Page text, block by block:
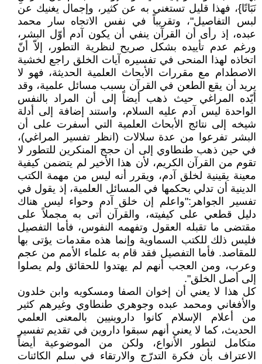
نَبَاتًا}، فهذا قليل تستغني به عن كثير، وإجمال يغنيك عن
لبس التفاصيل"، وتقريباً في نفس الاتجاه سار محمد
عبده، إذ رأى أن القرآن ينفي أن يكون آدم أوّل البشر،
ورغم عدم تأييده بشكل صريح لنظرية التطور، إلاّ أنّ
اتخاذه لهذا المنحى في تفسيره آيات الخلق راجع لخشية
الاصطدام مع مقررات الأبحاث العلمية الحديثة، فهو لا
يريد أن يقع الطعن في القرآن بسبب مسائل علمية، وقد
أيّده المراغي حيث ذهب أيضاً إلى أن المراد بالنفس
الواحدة ليس آدم عليه السلام، واستند إضافة إلى أدلة
شيخه إلى نتائج الأبحاث العلمية التي أسفرت على أن
البشر تفرعوا من عدة سلالات (انظر تفسير المراغي)،
في حين ذهب طنطاوي إلى أن حجج المنكرين للتطور لا
تقوم من القرآن الكريم، لأن هذا الأخير لم يتضمن كيفية
معينة يقينية لخلق آدم، ويقرر أنه ليس من مهمة الكتب
الدينية أن تدلي بحكمها في المسائل العلمية، إذ يقول في
تفسير الجواهر:"واعلم إن خلق آدم وحواء ليس هناك
دليل قطعي على كيفيته، والقرآن أتى به مجملاً على
مقتضى ما تقبله العقول وتفهمه النفوس، فأما التفصيل
فليس ذلك للكتب السماوية وإنما هذه مقدمات يؤتى بها
للمقاصد. فأما التفصيل فقد قام به علماء الأمم من عجم
وعرب، ومن العجب أنهم لم يهتدوا للحقائق ولم يصلوا
إلى أصل الخلق".
كل هذا لا يعني أن إخوان الصفا ومسكويه وابن خلدون
والأفغاني ومحمد عبده وجوهري طنطاوي وغيرهم كثير
من أعلام الإسلام كانوا داروينيين بالمعنى العلمي
الحديث، كما لا يعني أنهم سبقوا داروين في تقديم تفسير
متكامل لتطور الأنواع، ولكن من الموضوعية أيضاً
الاعتراف بأن فكرة التدرّج والارتقاء في سلم الكائنات